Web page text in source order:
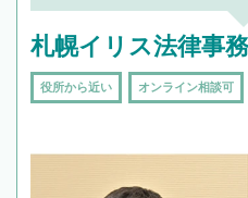
札幌イリス法律事
役所から近い オンライン相談可